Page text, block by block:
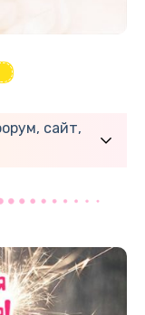
сайт,